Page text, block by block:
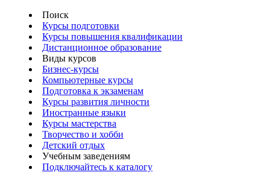
Поиск
Курсы подготовки
Курсы повышения квалификации
Дистанционное образование
Виды курсов
Бизнес-курсы
Компьютерные курсы
Подготовка к экзаменам
Курсы развития личности
Иностранные языки
Курсы мастерства
Творчество и хобби
Детский отдых
Учебным заведениям
Подключайтесь к каталогу